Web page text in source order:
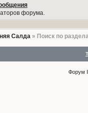
форума.
Салда» Поиск по
Форум